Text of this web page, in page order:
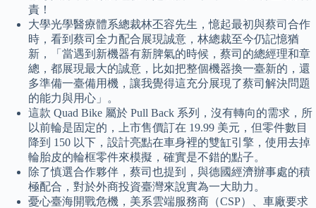
責！
大學光學醫療體系總裁林丕容先生，憶起最初與蔡司合作
時，看到蔡司全力配合展現誠意，林總裁至今仍記憶猶
新，「當遇到新機器有新脾氣的時候，蔡司的總經理和章
總，都展現最大的誠意，比如把整個機器換一臺新的，還
多準備一臺備用機，讓我覺得這充分展現了蔡司解決問題
的能力與用心」。
這款 Quad Bike 屬於 Pull Back 系列，沒有轉向的需求，所
以前輪是固定的，上市售價訂在 19.99 美元，但零件數目
降到 150 以下，設計亮點在車身裡的雙缸引擎，使用去掉
輪胎皮的輪框零件來模擬，確實是不錯的點子。
除了慎選合作夥伴，蔡司也提到，與德國經濟辦事處的積
極配合，對於外商投資臺灣來說實為一大助力。
憂心臺海開戰危機，美系雲端服務商（CSP）、車廠要求